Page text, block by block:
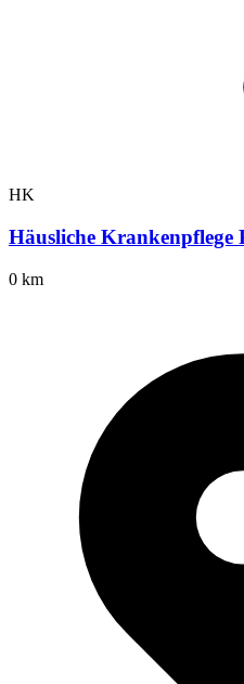
HK
Häusliche Krankenpflege
0 km